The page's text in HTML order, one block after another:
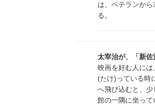
は、ベテランか
る。
太宰治が、「新
映画を好む人に
(たけ)っている時
へ飛び込むと、
館の一隅に坐っ